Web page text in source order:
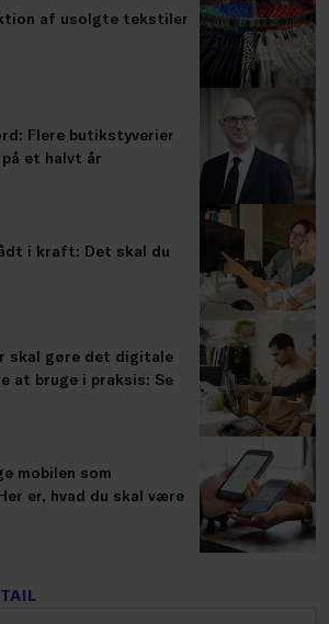
af usolgte tekstiler
Flere butikstyverier
et halvt år
i kraft: Det skal du
skal gøre det digitale
at bruge i praksis: Se
mobilen som
er, hvad du skal være